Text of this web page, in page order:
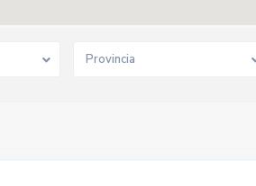
Provincia